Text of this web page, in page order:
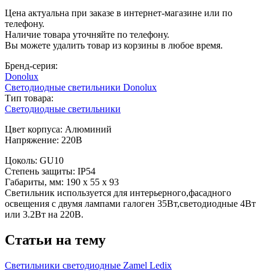
Цена актуальна при заказе в интернет-магазине или по
телефону.
Наличие товара уточняйте по телефону.
Вы можете удалить товар из корзины в любое время.
Бренд-серия:
Donolux
Светодиодные светильники Donolux
Тип товара:
Светодиодные светильники
Цвет корпуса: Алюминий
Напряжение: 220В
Цоколь: GU10
Степень защиты: IP54
Габариты, мм: 190 х 55 х 93
Светильник используется для интерьерного,фасадного
освещения с двумя лампами галоген 35Вт,светодиодные 4Вт
или 3.2Вт на 220В.
Статьи на тему
Светильники светодиодные Zamel Ledix